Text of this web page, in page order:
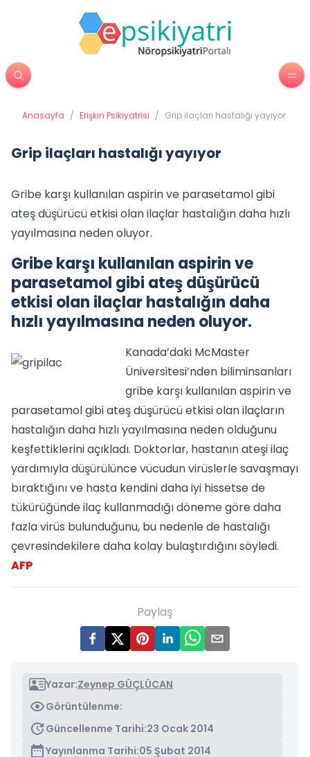
Anasayfa / Erişkin Psikiyatrisi / Grip ilaçları hastalığı yayıyor
Grip ilaçları hastalığı yayıyor
Gribe karşı kullanılan aspirin ve parasetamol gibi
ateş düşürücü etkisi olan ilaçlar hastalığın daha hızlı
yayılmasına neden oluyor.
Gribe karşı kullanılan aspirin ve
parasetamol gibi ateş düşürücü
etkisi olan ilaçlar hastalığın daha
hızlı yayılmasına neden oluyor.
Kanada’daki McMaster
Üniversitesi’nden biliminsanları
gribe karşı kullanılan aspirin ve
parasetamol gibi ateş düşürücü etkisi olan ilaçların
hastalığın daha hızlı yayılmasına neden olduğunu
keşfettiklerini açıkladı. Doktorlar, hastanın ateşi ilaç
yardımıyla düşürülünce vücudun virüslerle savaşmayı
bıraktığını ve hasta kendini daha iyi hissetse de
tükürüğünde ilaç kullanmadığı döneme göre daha
fazla virüs bulunduğunu, bu nedenle de hastalığı
çevresindekilere daha kolay bulaştırdığını söyledi.
AFP
Paylaş
Yazar:Zeynep GÜÇLÜCAN
Görüntülenme:
Güncellenme Tarihi:23 Ocak 2014
Yayınlanma Tarihi:05 Şubat 2014